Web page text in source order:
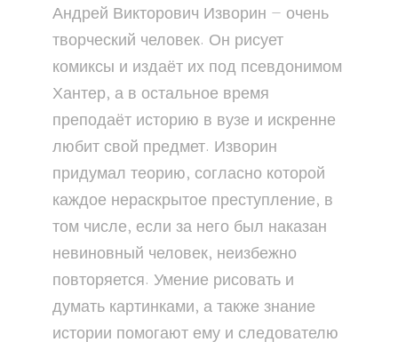
Андрей Викторович Изворин — очень
творческий человек. Он рисует
комиксы и издаёт их под псевдонимом
Хантер, а в остальное время
преподаёт историю в вузе и искренне
любит свой предмет. Изворин
придумал теорию, согласно которой
каждое нераскрытое преступление, в
том числе, если за него был наказан
невиновный человек, неизбежно
повторяется. Умение рисовать и
думать картинками, а также знание
истории помогают ему и следователю